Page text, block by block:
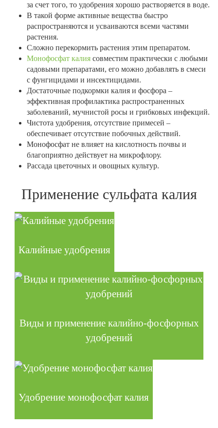
за счет того, то удобрения хорошо растворяется в воде.
В такой форме активные вещества быстро
распространяются и усваиваются всеми частями
растения.
Сложно перекормить растения этим препаратом.
Монофосфат калия совместим практически с любыми
садовыми препаратами, его можно добавлять в смеси
с фунгицидами и инсектицидами.
Достаточные подкормки калия и фосфора –
эффективная профилактика распространенных
заболеваний, мучнистой росы и грибковых инфекций.
Чистота удобрения, отсутствие примесей –
обеспечивает отсутствие побочных действий.
Монофосфат не влияет на кислотность почвы и
благоприятно действует на микрофлору.
Рассада цветочных и овощных культур.
Применение сульфата калия
Калийные удобрения
Виды и применение калийно-фосфорных
удобрений
Удобрение монофосфат калия